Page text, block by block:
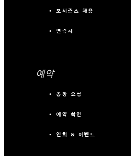
포시즌스 채용
연락처
예약
송장 요청
예약 확인
연회 & 이벤트